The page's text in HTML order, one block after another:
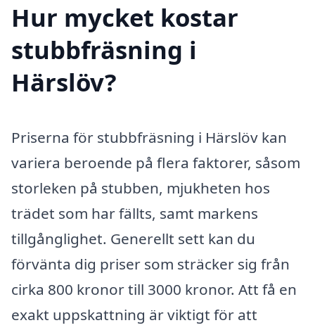
Hur mycket kostar
stubbfräsning i
Härslöv?
Priserna för stubbfräsning i Härslöv kan
variera beroende på flera faktorer, såsom
storleken på stubben, mjukheten hos
trädet som har fällts, samt markens
tillgånglighet. Generellt sett kan du
förvänta dig priser som sträcker sig från
cirka 800 kronor till 3000 kronor. Att få en
exakt uppskattning är viktigt för att